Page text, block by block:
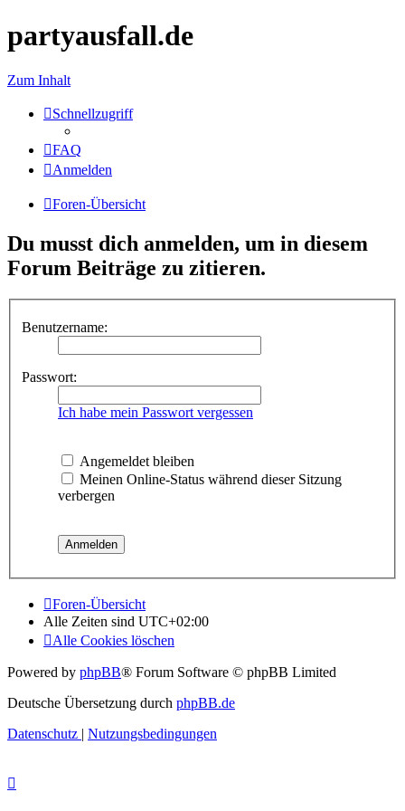
partyausfall.de
Zum Inhalt
Schnellzugriff
FAQ
Anmelden
Foren-Übersicht
Du musst dich anmelden, um in diesem
Forum Beiträge zu zitieren.
Benutzername:
Passwort:
Ich habe mein Passwort vergessen
Angemeldet bleiben
Meinen Online-Status während dieser Sitzung
verbergen
Foren-Übersicht
Alle Zeiten sind UTC+02:00
Alle Cookies löschen
Powered by phpBB® Forum Software © phpBB Limited
Deutsche Übersetzung durch phpBB.de
Datenschutz | Nutzungsbedingungen